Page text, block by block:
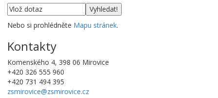
Nebo si prohlédněte Mapu stránek.
Kontakty
Komenského 4, 398 06 Mirovice
+420 326 555 960
+420 731 494 395
zsmirovice@zsmirovice.cz